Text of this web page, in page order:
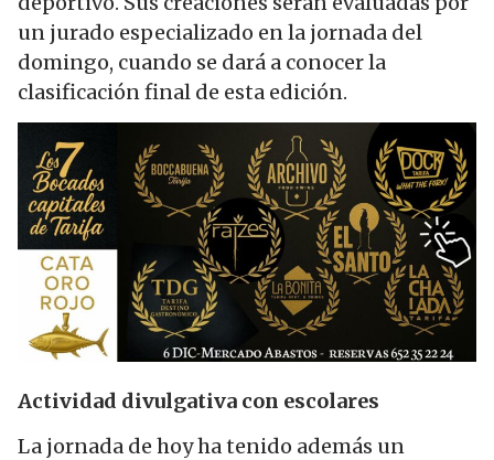
un jurado especializado en la jornada del
domingo, cuando se dará a conocer la
clasificación final de esta edición.
Actividad divulgativa con escolares
La jornada de hoy ha tenido además un